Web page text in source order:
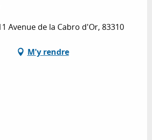
Avenue de la Cabro d'Or, 83310
M'y rendre